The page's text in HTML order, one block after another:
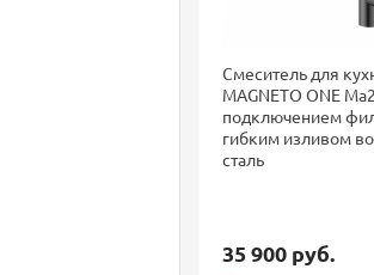
Смеситель для
MAGNETO ONE
подключением
гибким изливом
сталь
35 900 руб.